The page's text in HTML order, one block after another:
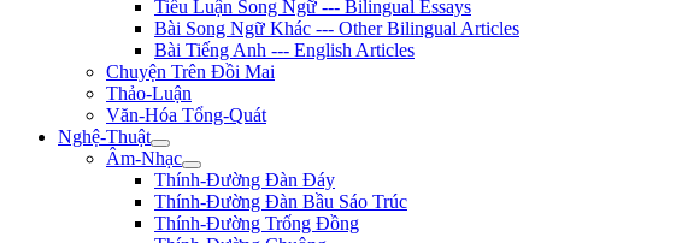
Tiểu Luận Song Ngữ --- Bilingual Essays
Bài Song Ngữ Khác --- Other Bilingual Articles
Bài Tiếng Anh --- English Articles
Chuyện Trên Đồi Mai
Thảo-Luận
Văn-Hóa Tổng-Quát
Nghệ-Thuật
Âm-Nhạc
Thính-Đường Đàn Đáy
Thính-Đường Đàn Bầu Sáo Trúc
Thính-Đường Trống Đồng